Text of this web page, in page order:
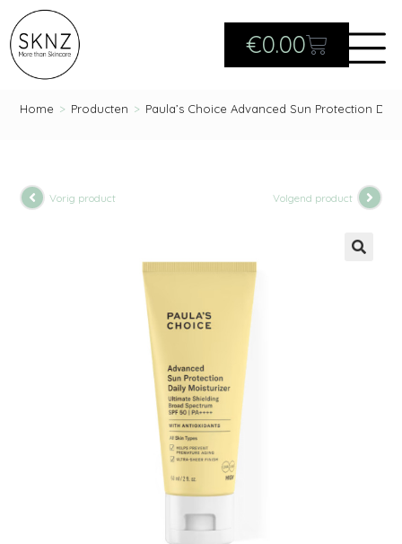
€0.00
Home > Producten > Paula’s Choice Advanced Sun Protection
Vorig product Volgend product